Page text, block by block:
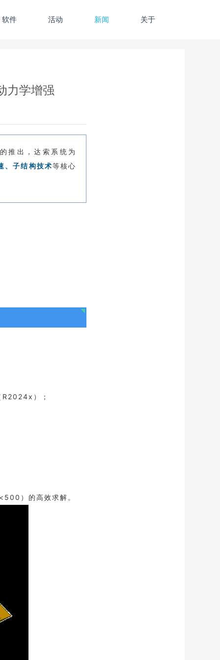
软件 活动 新闻 关于
力学增强
推出，达索系统为
、子结构技术等核心
）；
）的高效求解。